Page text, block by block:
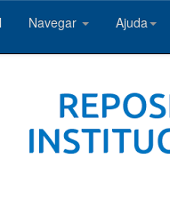
Navegar Ajuda